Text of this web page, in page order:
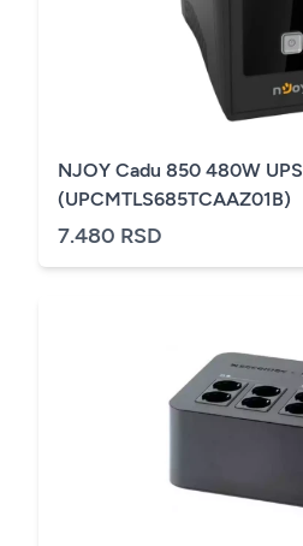
NJOY Cadu 850 480W UPS
(UPCMTLS685TCAAZ01B)
7.480 RSD